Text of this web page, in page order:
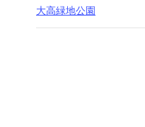
大高緑地公園